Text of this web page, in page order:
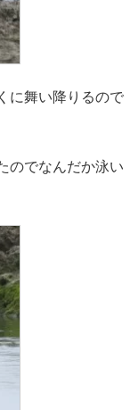
に舞い降りるので
のでなんだか泳い